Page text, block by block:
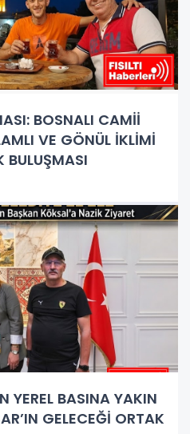
BOSNALI CAMİİ
VE GÖNÜL İKLİMİ
BULUŞMASI
YEREL BASINA YAKIN
GELECEĞİ ORTAK